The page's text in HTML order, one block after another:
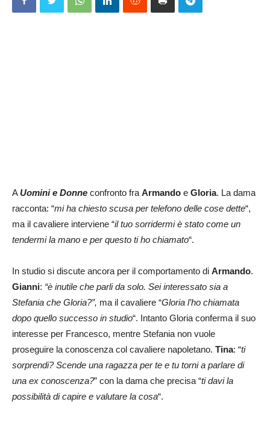
AUomini e Donne confronto fraArmando e Gloria. La dama
racconta: “mi ha chiesto scusa per telefono delle cose dette“,
ma il cavaliere interviene “il tuo sorridermi è stato come un
tendermi la mano e per questo ti ho chiamato“.
In studio si discute ancora per il comportamento di Armando.
Gianni: “è inutile che parli da solo. Sei interessato sia a
Stefania che Gloria?”, ma il cavaliere “Gloria l’ho chiamata
dopo quello successo in studio“. Intanto Gloria conferma il suo
interesse per Francesco, mentre Stefania non vuole
proseguire la conoscenza col cavaliere napoletano. Tina: “ti
sorprendi? Scende una ragazza per te e tu torni a parlare di
una ex conoscenza?” con la dama che precisa “ti davi la
possibilità di capire e valutare la cosa“.